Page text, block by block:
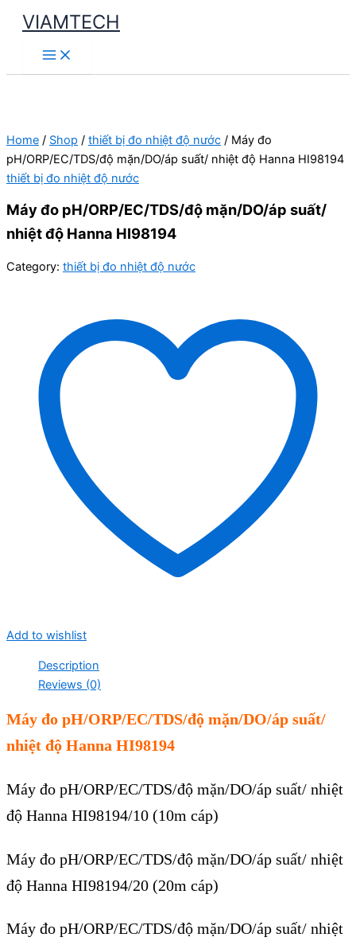
Skip
content
VIAMTECH
Main
Menu
Home / Shop / thiết bị đo nhiệt độ nước / Máy đo
pH/ORP/EC/TDS/độ mặn/DO/áp suất/ nhiệt độ Hanna HI98194
thiết bị đo nhiệt độ nước
Máy đo pH/ORP/EC/TDS/độ mặn/DO/áp suất/
nhiệt độ Hanna HI98194
Category: thiết bị đo nhiệt độ nước
Add to wishlist
Description
Reviews (0)
Máy đo pH/ORP/EC/TDS/độ mặn/DO/áp suất/
nhiệt độ Hanna HI98194
Máy đo pH/ORP/EC/TDS/độ mặn/DO/áp suất/ nhiệt
độ Hanna HI98194/10 (10m cáp)
Máy đo pH/ORP/EC/TDS/độ mặn/DO/áp suất/ nhiệt
độ Hanna HI98194/20 (20m cáp)
Máy đo pH/ORP/EC/TDS/độ mặn/DO/áp suất/ nhiệt